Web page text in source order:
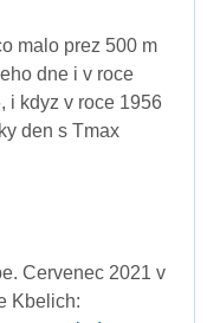
malo prez 500 m
dne i v roce
i kdyz v roce 1956
den s Tmax
Cervenec 2021 v
Kbelich: